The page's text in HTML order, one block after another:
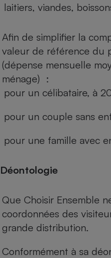
laitiers, viandes,
Afin de simplifier la
valeur de référence du
(dépense mensuelle
ménage) :
pour un célibataire, à
pour un couple sans
pour une famille avec
Déontologie
Que Choisir Ensemble
coordonnées des
grande distribution.
Conformément à sa